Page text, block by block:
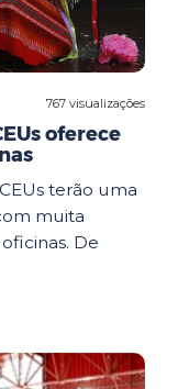
767 visualizações
oferece
terão uma
muita
De